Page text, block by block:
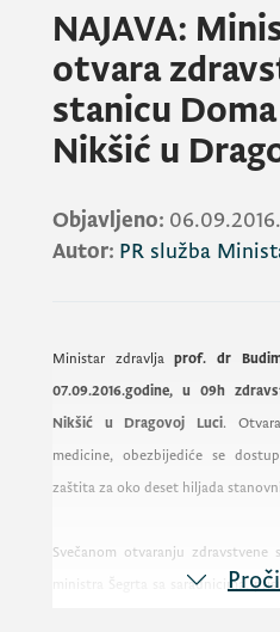
NAJAVA:
otvara
stanicu
Nikšić u
Objavljeno: 06.09.2016.
Autor: PR služba
Ministar zdravljaprof. dr
07.09.2016.godine, u 09h
Nikšić u Dragovoj Luci.
medicine, obezbijediće se
zaštita za oko deset hiljada
Svečanom otvaranju
ministra Šegrta sa saradnicima,